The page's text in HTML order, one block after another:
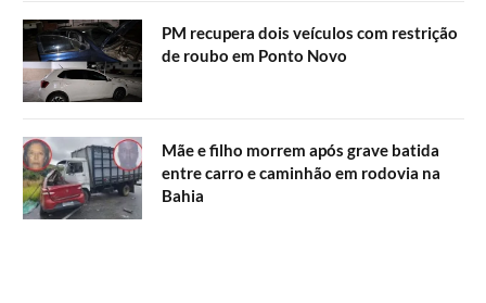
PM recupera dois veículos com restrição
de roubo em Ponto Novo
Mãe e filho morrem após grave batida
entre carro e caminhão em rodovia na
Bahia